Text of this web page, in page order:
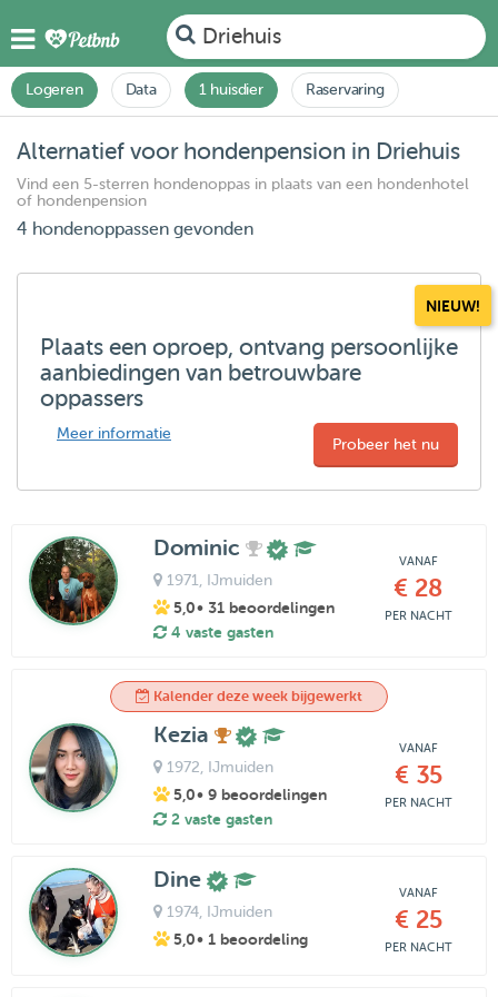
Driehuis
Logeren Data 1 huisdier Raservaring
Alternatief voor hondenpension in Driehuis
Vind een 5-sterren hondenoppas in plaats van een hondenhotel
of hondenpension
4 hondenoppassen gevonden
NIEUW!
Plaats een oproep, ontvang persoonlijke
aanbiedingen van betrouwbare
oppassers
Meer informatie
Probeer het nu
Dominic
1971 , IJmuiden
5,0• 31 beoordelingen
4 vaste gasten
VANAF
€ 28
PER NACHT
Kalender deze week bijgewerkt
Kezia
1972 , IJmuiden
5,0• 9 beoordelingen
2 vaste gasten
VANAF
€ 35
PER NACHT
Dine
1974, IJmuiden
5,0• 1 beoordeling
VANAF
€ 25
PER NACHT